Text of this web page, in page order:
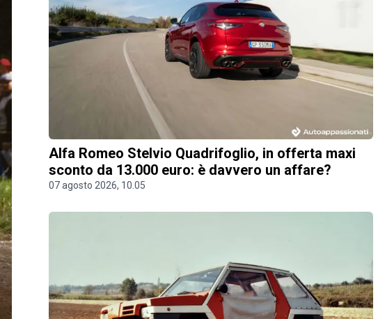
Alfa Romeo Stelvio Quadrifoglio, in offerta maxi
sconto da 13.000 euro: è davvero un affare?
07 agosto 2026, 10.05